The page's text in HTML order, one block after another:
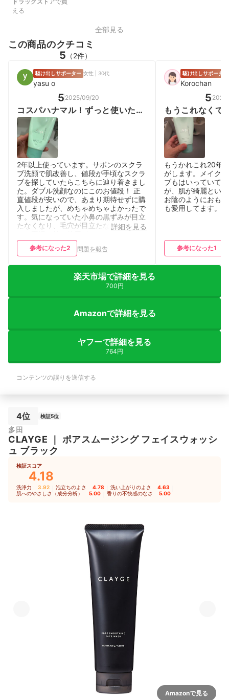
える
全部見る
この商品のクチコミ
5 （2件）
駆け出しサポーター 女性 | 30代
yasu o
5 2025/09/20
コスパハナマル！ずっと使いた
い！
2年以上使っています。サボンのスクラ
ブ洗顔で肌改善し、値段が手頃なスクラ
ブを探していたらこちらに辿り着きまし
た。ダブル洗顔なのにこのお値段！ 正
直値段が安いので、あまり期待せずに購
入しましたが、めちゃめちゃよかったで
す。気になっていた小鼻の黒ずみが目立
たなくなり、毛穴が目立たなくなりまし
スクラブを使いすぎても肌に負担かなと
思い、別のクレンジングを使用したら、
っかり泡立ててから洗顔すればスクラブ
の心配要素もほとんど感じません。子育
詳細を見る
参考になった2 問題を報告
駆け出しサポーター
Korochan
5
もうこれなくて
もうかれこれ20年
がします。メイク
ブもはいっていて
が、肌が綺麗とい
お陰のようにおも
も愛用してます。
参考になった1
楽天市場で詳細を見る
700円
Amazonで詳細を見る
ヤフーで詳細を見る
764円
コンテンツの誤りを送信する
4位 検証5位
多田
CLAYGE
ポアスムージング フェイスウォッシ
ュ ブラック
検証スコア
4.18
洗浄力 3.92 泡立ちのよさ 4.78 洗い上がりのよさ 4.63
肌へのやさしさ（成分分析） 5.00 香りの不快感のなさ 5.00
Amazonで見る